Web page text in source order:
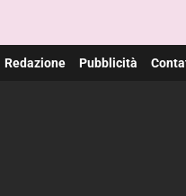
Redazione Pubblicità